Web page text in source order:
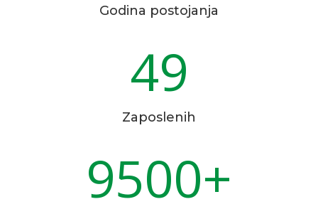
Godina postojanja
49
Zaposlenih
9500+